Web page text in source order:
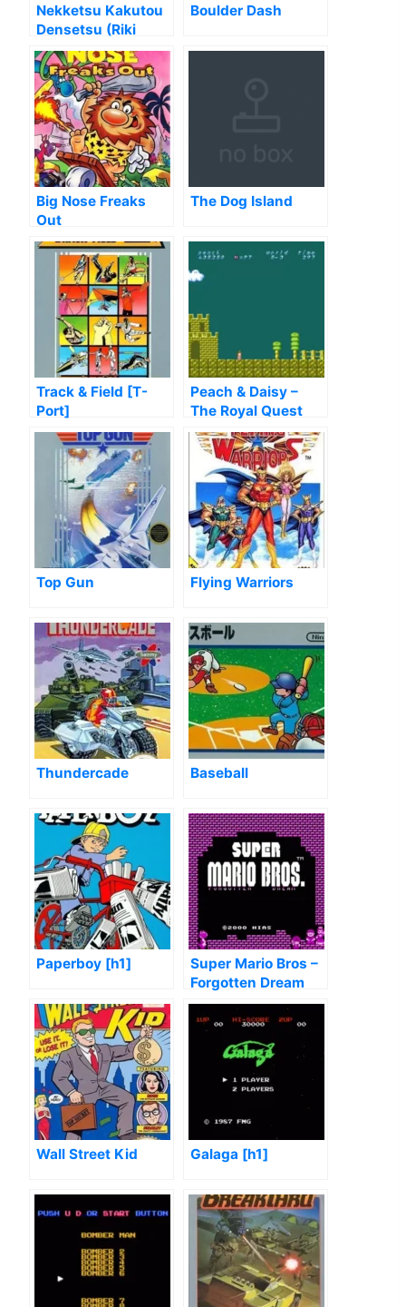
Nekketsu Kakutou
Densetsu (Riki
Kunio) [T-Eng0.95]
Boulder Dash
Big Nose Freaks
Out
The Dog Island
Track & Field [T-
Port]
Peach & Daisy –
The Royal Quest
(Alpha) (SMB1
Hack)
Top Gun Flying Warriors
Thundercade Baseball
Paperboy [h1]
Super Mario Bros –
Forgotten Dream
(SMB2 Hack)
Wall Street Kid Galaga [h1]